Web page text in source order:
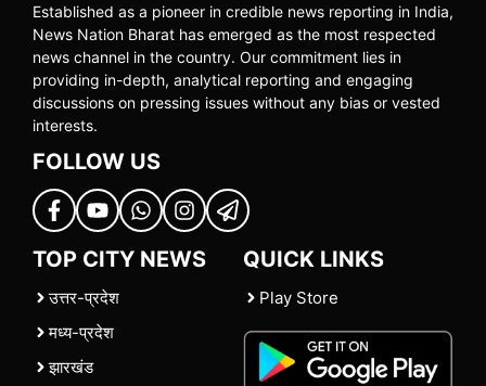
Established as a pioneer in credible news reporting in India,
News Nation Bharat has emerged as the most respected
news channel in the country. Our commitment lies in
providing in-depth, analytical reporting and engaging
discussions on pressing issues without any bias or vested
interests.
FOLLOW US
TOP CITY NEWS
उत्तर-प्रदेश
मध्य-प्रदेश
झारखंड
QUICK LINKS
Play Store